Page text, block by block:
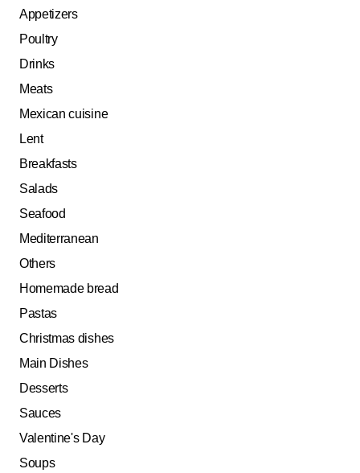
Appetizers
Poultry
Drinks
Meats
Mexican cuisine
Lent
Breakfasts
Salads
Seafood
Mediterranean
Others
Homemade bread
Pastas
Christmas dishes
Main Dishes
Desserts
Sauces
Valentine's Day
Soups